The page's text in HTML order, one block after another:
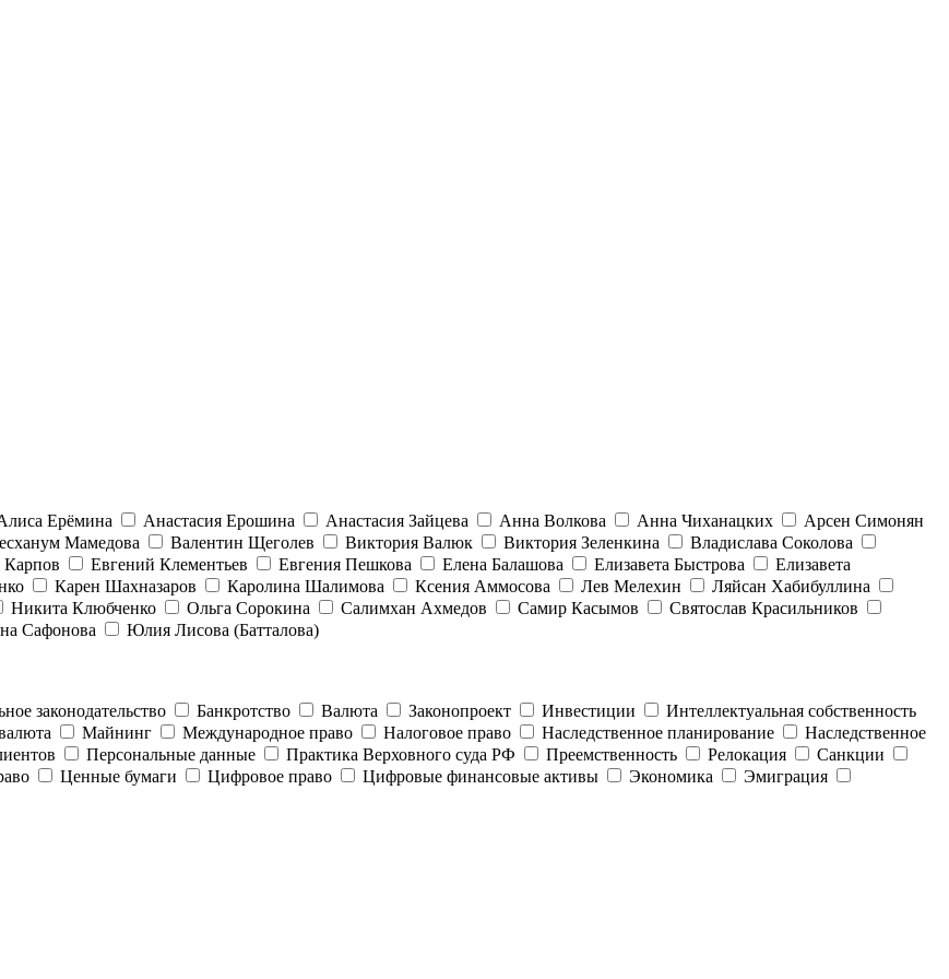
Ерёмина Анастасия Ерошина Анастасия Зайцева Анна Волкова Анна Чиханацких
Арсен Симонян
Мамедова Валентин Щеголев Виктория Валюк Виктория Зеленкина
Владислава Соколова
Евгений Клементьев Евгения Пешкова Елена Балашова Елизавета Быстрова
Елизавета
Карен Шахназаров Каролина Шалимова Ксения Аммосова Лев Мелехин
Ляйсан Хабибуллина
Никита Клюбченко Ольга Сорокина Салимхан Ахмедов Самир Касымов
Святослав Красильников
Сафонова
Юлия Лисова (Батталова)
законодательство Банкротство Валюта Законопроект Инвестиции
Интеллектуальная собственность
Майнинг Международное право Налоговое право Наследственное планирование
Наследственное
Персональные данные Практика Верховного суда РФ Преемственность Релокация
Санкции
Ценные бумаги Цифровое право Цифровые финансовые активы Экономика
Эмиграция